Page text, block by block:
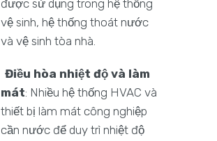
được sử dụng trong hệ thống
vệ sinh, hệ thống thoát nước
và vệ sinh tòa nhà.
Điều hòa nhiệt độ và làm
mát: Nhiều hệ thống HVAC và
thiết bị làm mát công nghiệp
cần nước để duy trì nhiệt độ